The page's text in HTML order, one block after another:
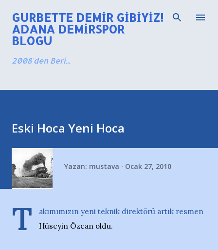
Ana içeriğe atla
GURBETTE DEMIR GIBIYIZ!
ADANA DEMIRSPOR
BLOGU
2008'den Beri...
Eski Hoca Yeni Hoca
Yazan: mustava Ocak 27, 2010
T
akımımızın yeni teknik direktörü artık resmen
Hüseyin Özcan oldu.